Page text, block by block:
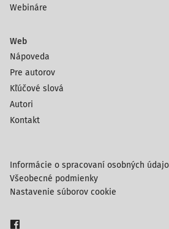
Webináre
Web
Nápoveda
Pre autorov
Kľúčové slová
Autori
Kontakt
Informácie o spracovaní osobných
Všeobecné podmienky
Nastavenie súborov cookie